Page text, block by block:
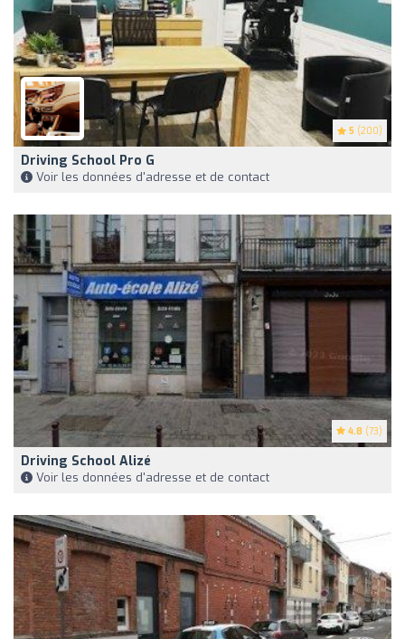
5 (200)
Driving School Pro G
Voir les données d'adresse et de contact
4.8 (73)
Driving School Alizé
Voir les données d'adresse et de contact